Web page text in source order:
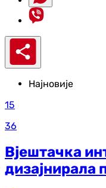
Најновије
15
36
Вјештачка
дизајнирала